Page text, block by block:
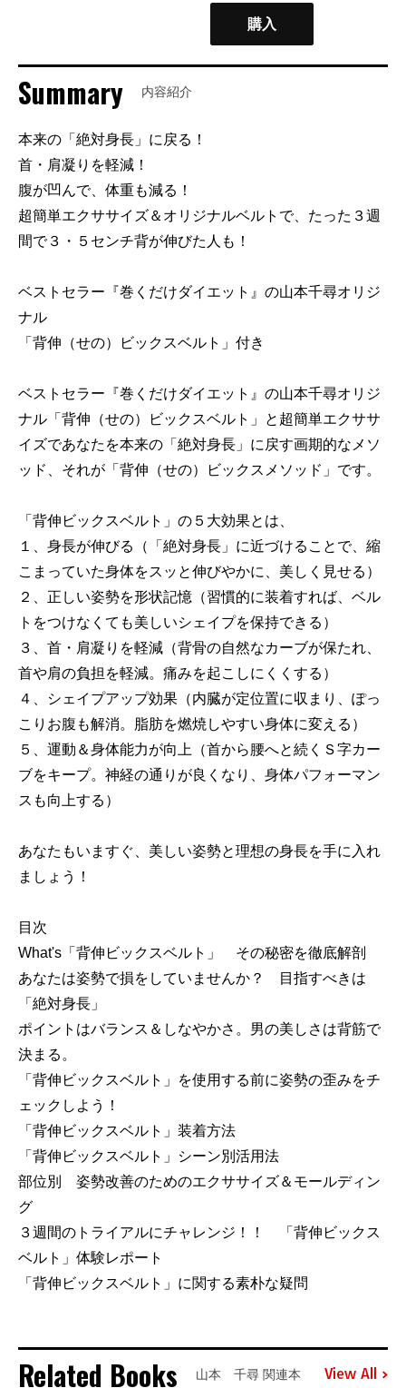
購入
Summary 内容紹介
本来の「絶対身長」に戻る！
首・肩凝りを軽減！
腹が凹んで、体重も減る！
超簡単エクササイズ＆オリジナルベルトで、たった３週
間で３・５センチ背が伸びた人も！
ベストセラー『巻くだけダイエット』の山本千尋オリジ
ナル
「背伸（せの）ビックスベルト」付き
ベストセラー『巻くだけダイエット』の山本千尋オリジ
ナル「背伸（せの）ビックスベルト」と超簡単エクササ
イズであなたを本来の「絶対身長」に戻す画期的なメソ
ッド、それが「背伸（せの）ビックスメソッド」です。
「背伸ビックスベルト」の５大効果とは、
１、身長が伸びる（「絶対身長」に近づけることで、縮
こまっていた身体をスッと伸びやかに、美しく見せる）
２、正しい姿勢を形状記憶（習慣的に装着すれば、ベル
トをつけなくても美しいシェイプを保持できる）
３、首・肩凝りを軽減（背骨の自然なカーブが保たれ、
首や肩の負担を軽減。痛みを起こしにくくする）
４、シェイプアップ効果（内臓が定位置に収まり、ぽっ
こりお腹も解消。脂肪を燃焼しやすい身体に変える）
５、運動＆身体能力が向上（首から腰へと続くＳ字カー
ブをキープ。神経の通りが良くなり、身体パフォーマン
スも向上する）
あなたもいますぐ、美しい姿勢と理想の身長を手に入れ
ましょう！
目次
What's「背伸ビックスベルト」 その秘密を徹底解剖
あなたは姿勢で損をしていませんか？ 目指すべきは
「絶対身長」
ポイントはバランス＆しなやかさ。男の美しさは背筋で
決まる。
「背伸ビックスベルト」を使用する前に姿勢の歪みをチ
ェックしよう！
「背伸ビックスベルト」装着方法
「背伸ビックスベルト」シーン別活用法
部位別 姿勢改善のためのエクササイズ＆モールディン
グ
３週間のトライアルにチャレンジ！！ 「背伸ビックス
ベルト」体験レポート
「背伸ビックスベルト」に関する素朴な疑問
Related Books 山本 千尋 関連本 View All